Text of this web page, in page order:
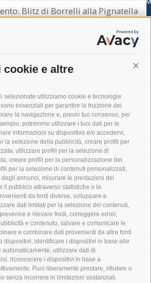
cookie e altre
selezionate utilizziamo cookie e tecnologie
essenziali per garantire la fruizione dei
la navigazione e, previo tuo consenso, per
potremmo utilizzare i tuoi dati per le
informazioni su dispositivo e/o accedervi,
la selezione della pubblicità, creare profili per
utilizzare profili per la selezione di
creare profili per la personalizzazione dei
per la selezione di contenuti personalizzati,
annunci, misurare le prestazioni dei
il pubblico attraverso statistiche o la
da fonti diverse, sviluppare e
dati limitati per la selezione dei contenuti,
e rilevare frodi, correggere errori,
e contenuto, salvare e comunicare le
e combinare dati provenienti da altre fonti
dispositivi, identificare i dispositivi in base alle
utilizzare dati di
riconoscere i dispositivi in base a
Puoi liberamente prestare, rifiutare o
senza incorrere in limitazioni sostanziali.
Blitz di Borrelli alla Pignatella
–
anas
di punta campanella
arresto
di porto capri
carabinieri
circumvesuviana
concerto
contagi
covid-19 eav
elezioni
gori guardia costiera
incidente
mare
massa lubrense
Meta napoli
ordinanza
piano di sorrento
polizia municipale
Campania sant'agnello